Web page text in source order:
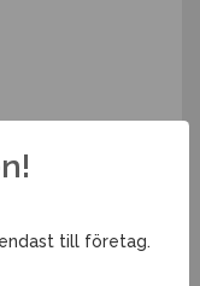
till företag.